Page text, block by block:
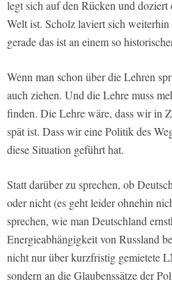
legt sich auf den Rücken und
Welt ist. Scholz laviert sich
gerade das ist an einem so
Wenn man schon über die Lehren
auch ziehen. Und die Lehre muss
finden. Die Lehre wäre, dass wir in
spät ist. Dass wir eine Politik des
diese Situation geführt hat.
Statt darüber zu sprechen, ob
oder nicht (es geht leider ohnehin
sprechen, wie man Deutschland
Energieabhängigkeit von Russland
nicht nur über kurzfristig gemietete
sondern an die Glaubenssätze der